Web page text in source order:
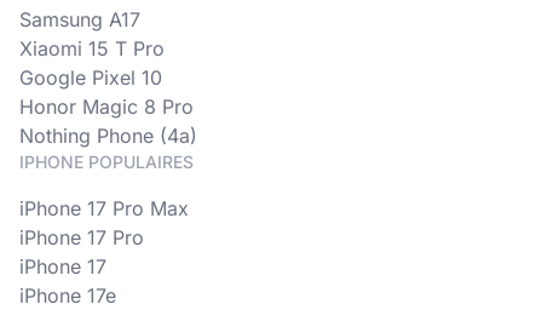
Samsung A17
Xiaomi 15 T Pro
Google Pixel 10
Honor Magic 8 Pro
Nothing Phone (4a)
IPHONE POPULAIRES
iPhone 17 Pro Max
iPhone 17 Pro
iPhone 17
iPhone 17e